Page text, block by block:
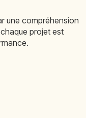
une compréhension
projet est